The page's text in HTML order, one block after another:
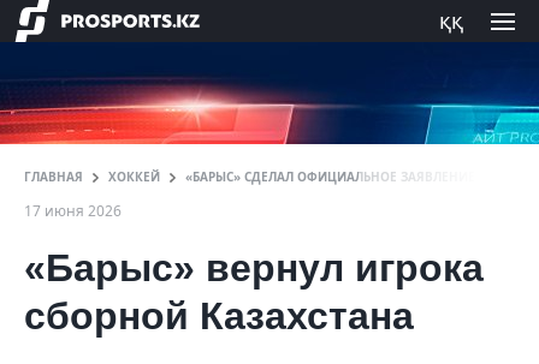
ққ
ГЛАВНАЯ ХОККЕЙ «БАРЫС» СДЕЛАЛ ОФИЦИАЛЬНОЕ ЗАЯВЛЕНИЕ
17 июня 2026
«Барыс» вернул игрока
сборной Казахстана